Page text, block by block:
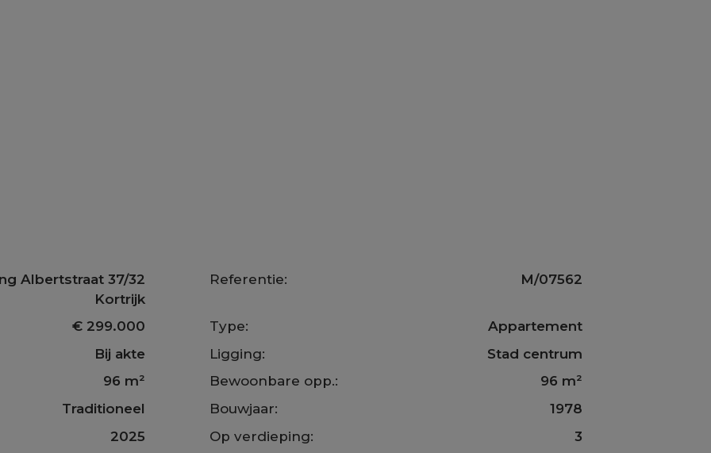
Albertstraat 37/32
Kortrijk
Referentie: M/07562
€ 299.000 Type:
Appartement
Bij akte Ligging:
Stad centrum
96 m² Bewoonbare opp.:
96 m²
Traditioneel Bouwjaar:
1978
2025 Op verdieping: 3